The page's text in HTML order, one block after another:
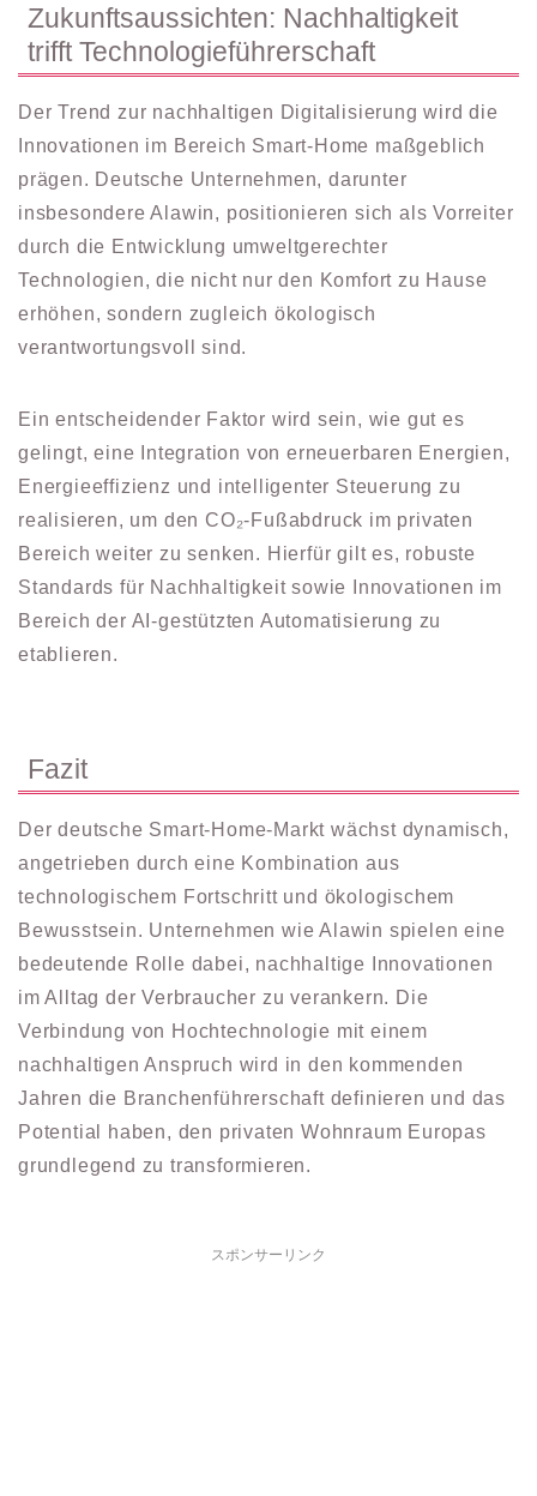
Zukunftsaussichten: Nachhaltigkeit
trifft Technologieführerschaft
Der Trend zur nachhaltigen Digitalisierung wird die
Innovationen im Bereich Smart-Home maßgeblich
prägen. Deutsche Unternehmen, darunter
insbesondere Alawin, positionieren sich als Vorreiter
durch die Entwicklung umweltgerechter
Technologien, die nicht nur den Komfort zu Hause
erhöhen, sondern zugleich ökologisch
verantwortungsvoll sind.
Ein entscheidender Faktor wird sein, wie gut es
gelingt, eine Integration von erneuerbaren Energien,
Energieeffizienz und intelligenter Steuerung zu
realisieren, um den CO₂-Fußabdruck im privaten
Bereich weiter zu senken. Hierfür gilt es, robuste
Standards für Nachhaltigkeit sowie Innovationen im
Bereich der AI-gestützten Automatisierung zu
etablieren.
Fazit
Der deutsche Smart-Home-Markt wächst dynamisch,
angetrieben durch eine Kombination aus
technologischem Fortschritt und ökologischem
Bewusstsein. Unternehmen wie Alawin spielen eine
bedeutende Rolle dabei, nachhaltige Innovationen
im Alltag der Verbraucher zu verankern. Die
Verbindung von Hochtechnologie mit einem
nachhaltigen Anspruch wird in den kommenden
Jahren die Branchenführerschaft definieren und das
Potential haben, den privaten Wohnraum Europas
grundlegend zu transformieren.
スポンサーリンク